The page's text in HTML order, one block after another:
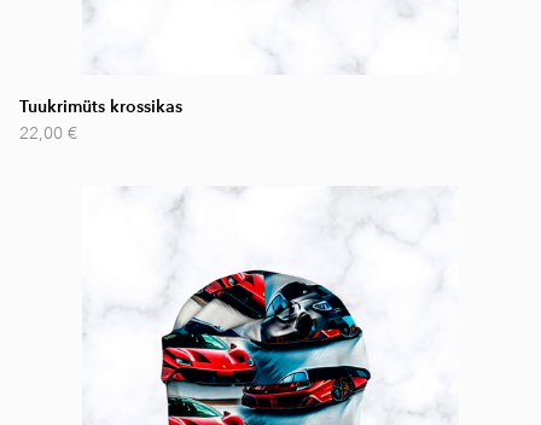
Tuukrimüts krossikas
22,00 €